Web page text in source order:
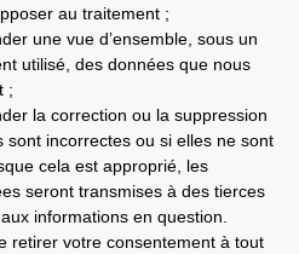
au traitement ;
une vue d’ensemble, sous un
utilisé, des données que nous
;
la correction ou la suppression
sont incorrectes ou si elles ne sont
cela est approprié, les
seront transmises à des tierces
informations en question.
retirer votre consentement à tout